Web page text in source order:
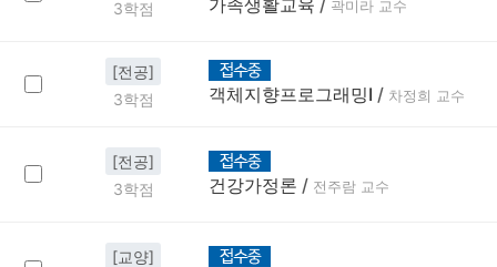
3학점
가족생활교육 / 곽미라 교수
[전공]
3학점
객체지향프로그래밍Ⅰ / 차정희 교수
[전공]
3학점
건강가정론 / 전주람 교수
[교양]